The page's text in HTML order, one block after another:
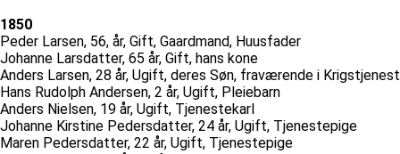
1850
Peder Larsen, 56, år, Gift, Gaardmand, Huusfader
Johanne Larsdatter, 65 år, Gift, hans kone
Anders Larsen, 28 år, Ugift, deres Søn, fraværende i
Hans Rudolph Andersen, 2 år, Ugift, Pleiebarn
Anders Nielsen, 19 år, Ugift, Tjenestekarl
Johanne Kirstine Pedersdatter, 24 år, Ugift, Tjenestepige
Maren Pedersdatter, 22 år, Ugift, Tjenestepige